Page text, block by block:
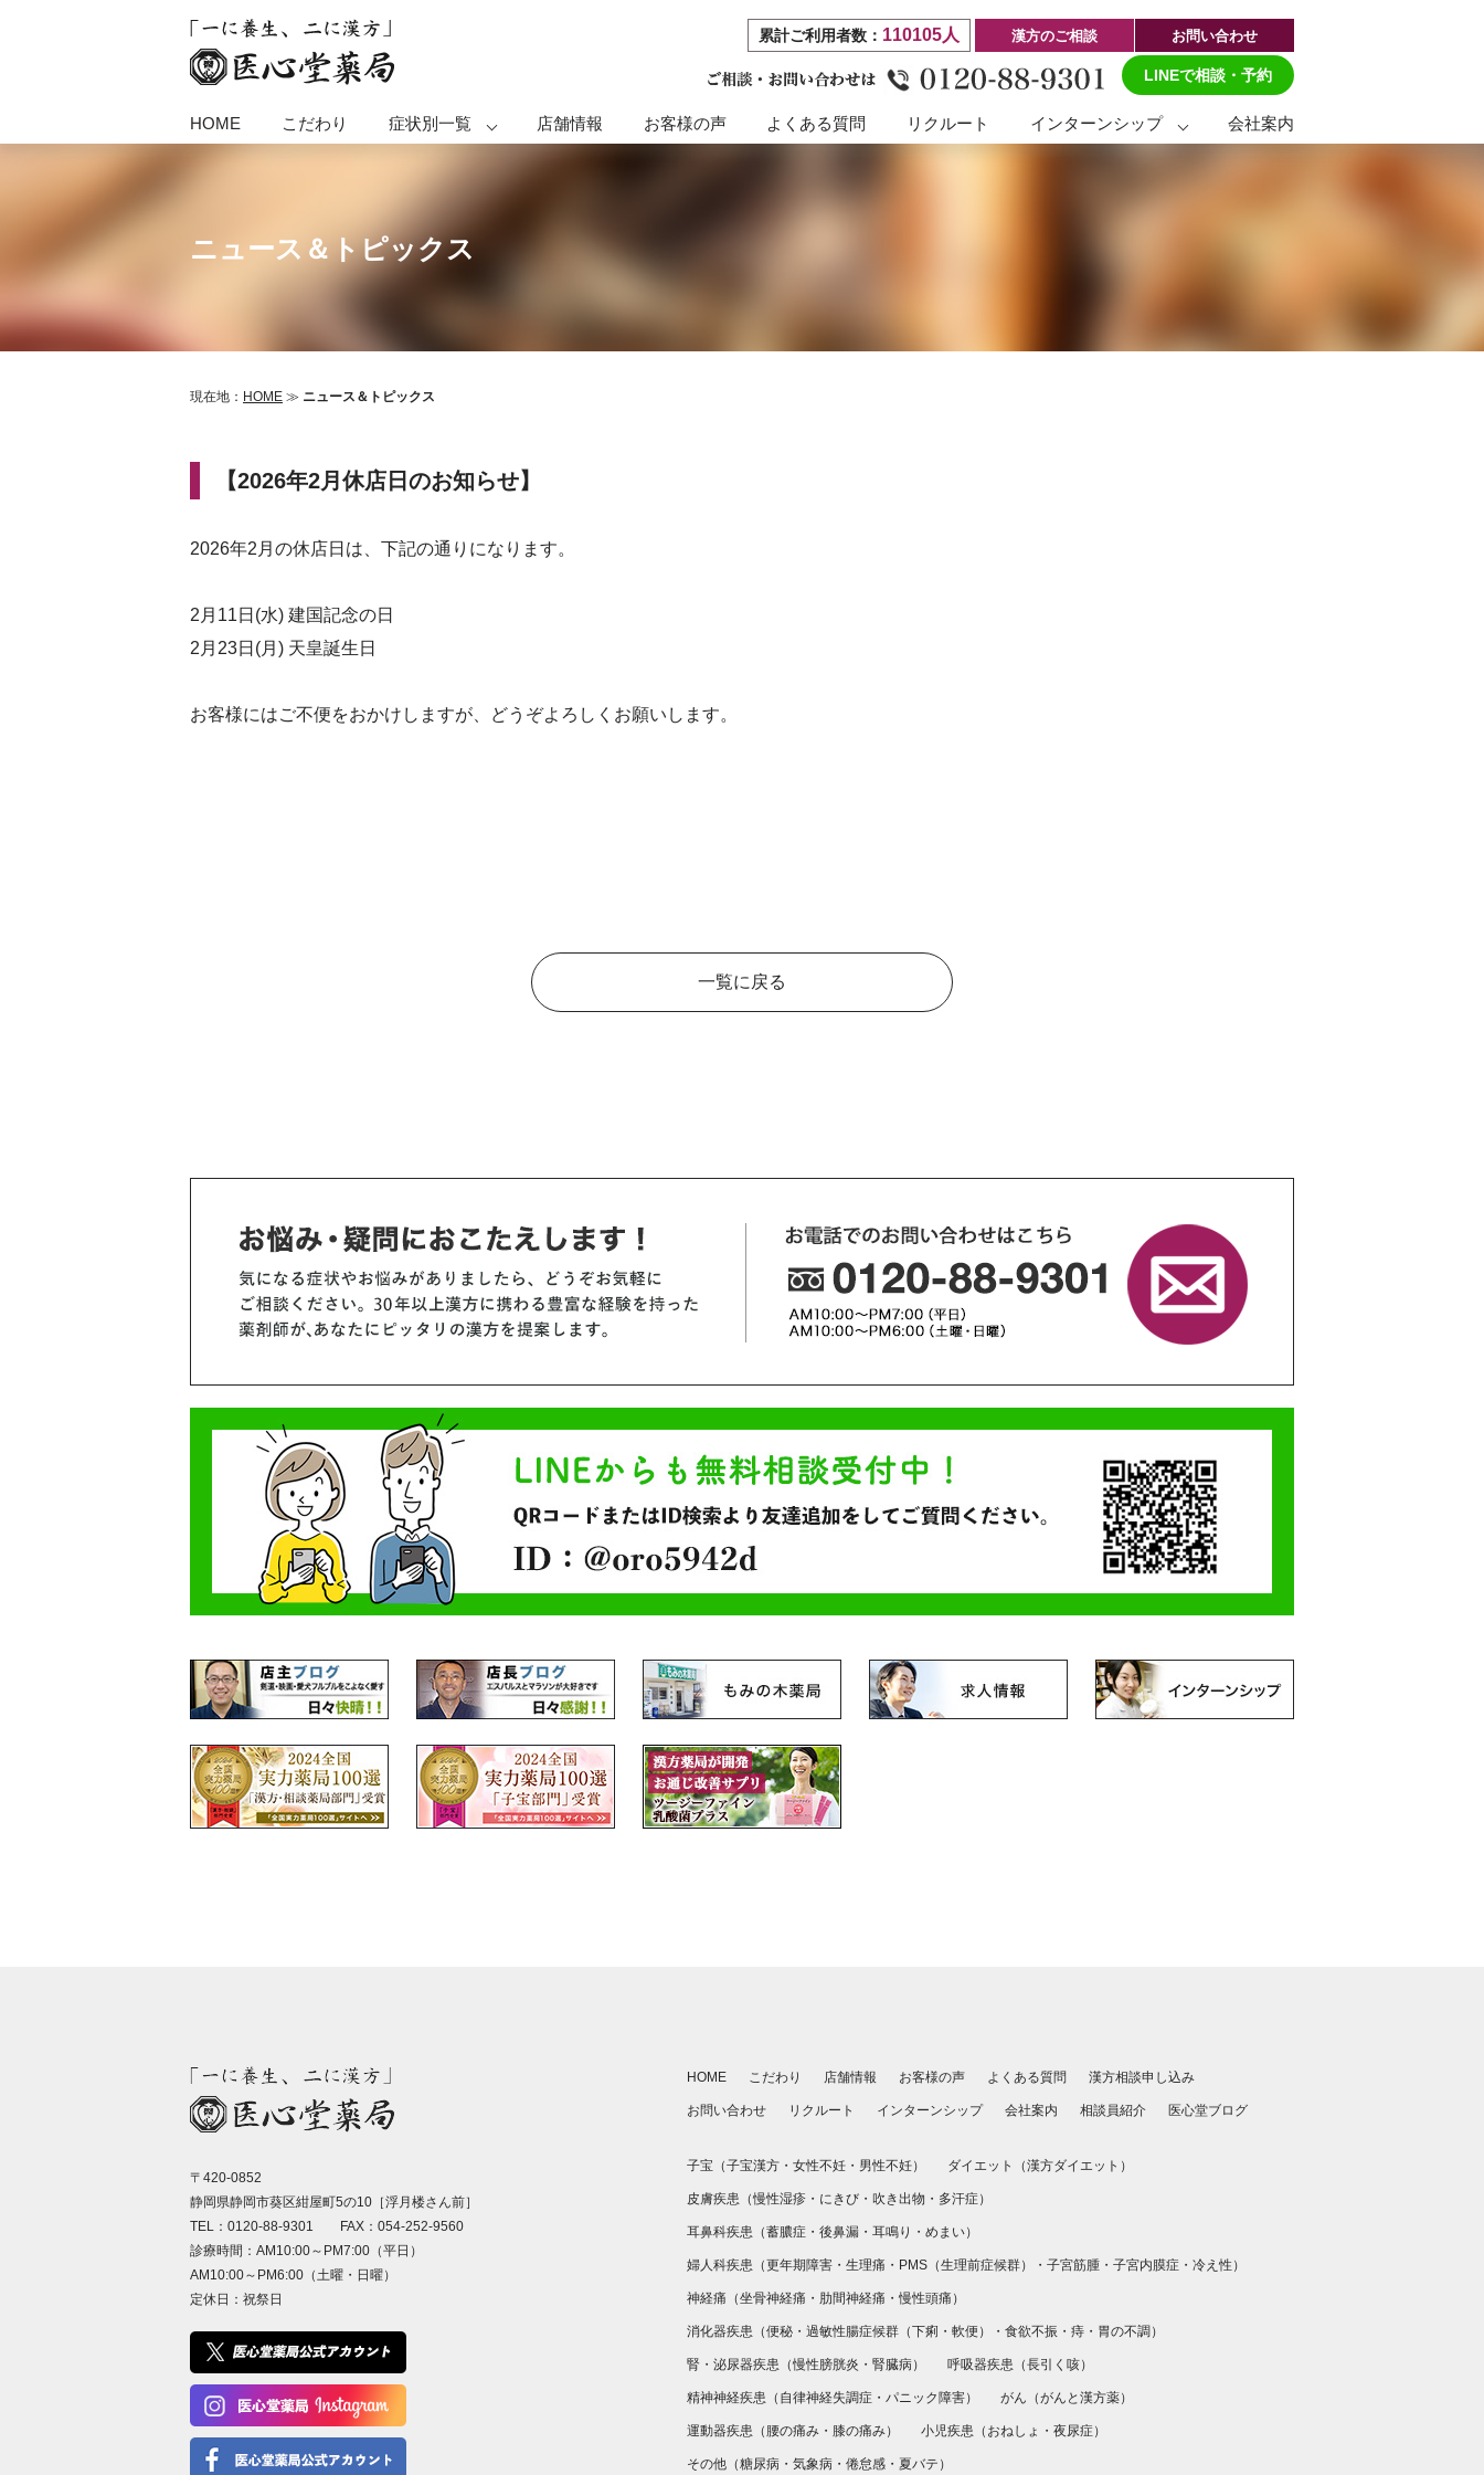
お問い合わせ
漢方のご相談
累計ご利用者数： 110105人
LINEで相談・予約
HOME こだわり 症状別一覧 店舗情報 お客様の声 よくある質問 リクルート インターンシップ 会社案内
現在地： HOME ≫ ニュース＆トピックス
ニュース＆トピックス
【2026年2月休店日のお知らせ】
2026年2月の休店日は、下記の通りになります。
2月11日(水) 建国記念の日
2月23日(月) 天皇誕生日
お客様にはご不便をおかけしますが、どうぞよろしくお願いします。
一覧に戻る
〒420-0852
静岡県静岡市葵区紺屋町5の10［浮月楼さん前］
TEL：0120-88-9301 FAX：054-252-9560
診療時間：AM10:00～PM7:00（平日）
AM10:00～PM6:00（土曜・日曜）
定休日：祝祭日
HOME こだわり 店舗情報 お客様の声 よくある質問 漢方相談申し込み
お問い合わせ リクルート インターンシップ 会社案内 相談員紹介 医心堂ブログ
子宝（子宝漢方 ・ 女性不妊 ・ 男性不妊） ダイエット（漢方ダイエット ）
皮膚疾患（慢性湿疹 ・ にきび・吹き出物 ・ 多汗症）
耳鼻科疾患（蓄膿症 ・ 後鼻漏 ・ 耳鳴り ・ めまい）
婦人科疾患（更年期障害 ・ 生理痛 ・ PMS（生理前症候群） ・ 子宮筋腫 ・ 子宮内膜症 ・ 冷え性 ）
神経痛（坐骨神経痛 ・ 肋間神経痛 ・慢性頭痛 ）
消化器疾患（便秘 ・ 過敏性腸症候群（下痢・軟便） ・ 食欲不振 ・ 痔 ・ 胃の不調 ）
腎・泌尿器疾患（慢性膀胱炎 ・ 腎臓病） 呼吸器疾患（長引く咳）
精神神経疾患（ 自律神経失調症 ・ パニック障害） がん（がんと漢方薬）
運動器疾患（ 腰の痛み ・ 膝の痛み） 小児疾患（ おねしょ・夜尿症）
その他（糖尿病 ・ 気象病 ・ 倦怠感 ・ 夏バテ ）